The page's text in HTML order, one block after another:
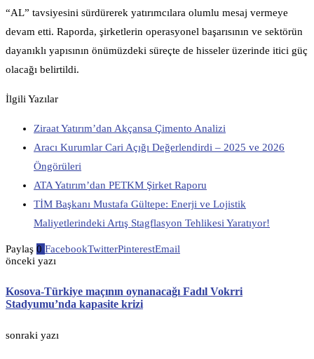
“AL” tavsiyesini sürdürerek yatırımcılara olumlu mesaj vermeye
devam etti. Raporda, şirketlerin operasyonel başarısının ve sektörün
dayanıklı yapısının önümüzdeki süreçte de hisseler üzerinde itici güç
olacağı belirtildi.
İlgili Yazılar
Ziraat Yatırım’dan Akçansa Çimento Analizi
Aracı Kurumlar Cari Açığı Değerlendirdi – 2025 ve 2026
Öngörüleri
ATA Yatırım’dan PETKM Şirket Raporu
TİM Başkanı Mustafa Gültepe: Enerji ve Lojistik
Maliyetlerindeki Artış Stagflasyon Tehlikesi Yaratıyor!
Paylaş 0 FacebookTwitterPinterestEmail
önceki yazı
Kosova-Türkiye maçının oynanacağı Fadıl Vokrri
Stadyumu’nda kapasite krizi
sonraki yazı